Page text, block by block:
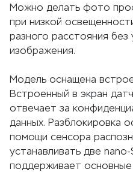
Можно делать фото
при низкой
разного расстояния без
изображения.
Модель оснащена
Встроенный в экран
отвечает за
данных. Разблокировка
помощи сенсора
устанавливать две
поддерживает